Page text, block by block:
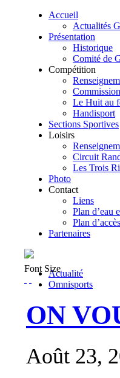
Accueil
Actualités
Présentation
Historique
Comité de
Compétition
Le Huit au
Handisport
Sections Sportives
Loisirs
Circuit
Les Trois
Photo
Contact
Liens
Plan d’eau
Plan d’accès
Partenaires
Actualité
Omnisports
Font Size
ON
Août 23,